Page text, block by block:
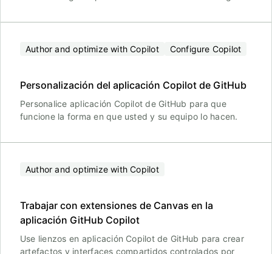
Author and optimize with Copilot Configure Copilot
Personalización del aplicación Copilot de GitHub
Personalice aplicación Copilot de GitHub para que
funcione la forma en que usted y su equipo lo hacen.
Author and optimize with Copilot
Trabajar con extensiones de Canvas en la
aplicación GitHub Copilot
Use lienzos en aplicación Copilot de GitHub para crear
artefactos y interfaces compartidos controlados por